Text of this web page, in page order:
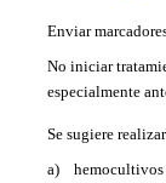
Enviar
No iniciar
especialmente
Se sugiere
a) hemocultivos